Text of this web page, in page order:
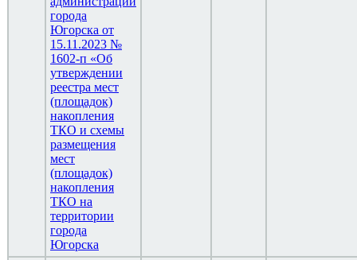
города
Югорска от
15.11.2023 №
1602-п «Об
утверждении
реестра мест
(площадок)
накопления
ТКО и схемы
размещения
мест
(площадок)
накопления
ТКО на
территории
города
Югорска